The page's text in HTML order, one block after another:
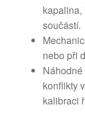
kapalina,
součástí.
nebo při
konflikty
kalibraci